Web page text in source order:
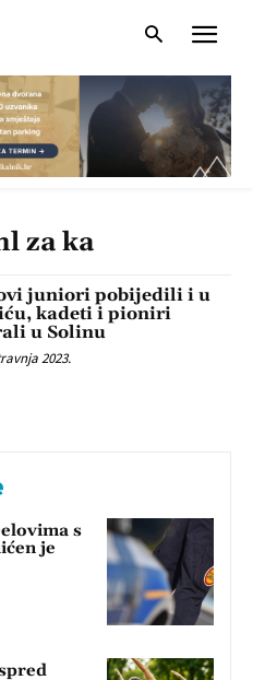
za ka
juniori pobijedili i u
kadeti i pioniri
u Solinu
2023.
s
je